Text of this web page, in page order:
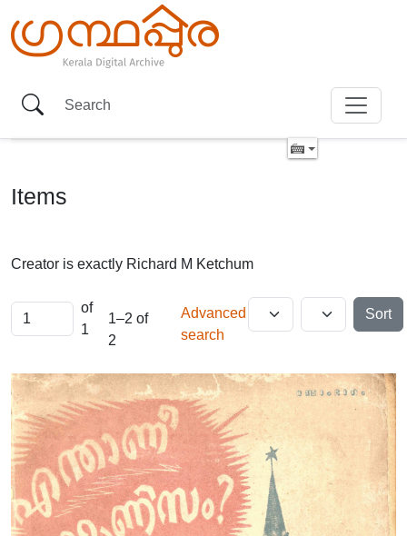
Items
Creator is exactly Richard M Ketchum
of
1
1–2 of
2
Advanced
search
Sort